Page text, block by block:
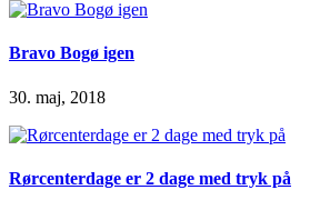
Bravo Bogø igen
30. maj, 2018
Rørcenterdage er 2 dage med tryk på